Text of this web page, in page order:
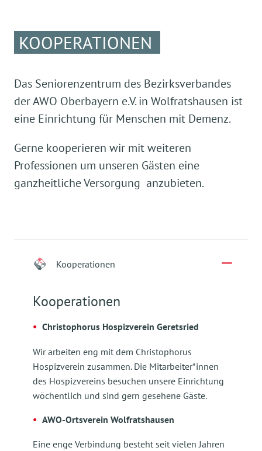
KOOPERATIONEN
Das Seniorenzentrum des Bezirksverbandes
der AWO Oberbayern e.V. in Wolfratshausen ist
eine Einrichtung für Menschen mit Demenz.
Gerne kooperieren wir mit weiteren
Professionen um unseren Gästen eine
ganzheitliche Versorgung anzubieten.
Kooperationen
Kooperationen
Christophorus Hospizverein Geretsried
Wir arbeiten eng mit dem Christophorus
Hospizverein zusammen. Die Mitarbeiter*innen
des Hospizvereins besuchen unsere Einrichtung
wöchentlich und sind gern gesehene Gäste.
AWO-Ortsverein Wolfratshausen
Eine enge Verbindung besteht seit vielen Jahren